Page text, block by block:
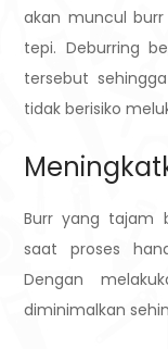
akan muncul
tepi. Deburring
tersebut
tidak berisiko
Burr yang tajam
saat proses
Dengan
diminimalkan